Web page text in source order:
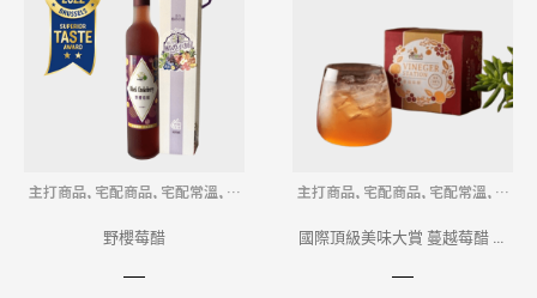
主打商品, 宅配商品, 宅配常溫, 超
取商品
野櫻莓醋
主打商品, 宅配商品, 宅配常溫, 超
取商品
國際頂級美味大賞 蔓越莓醋 酸